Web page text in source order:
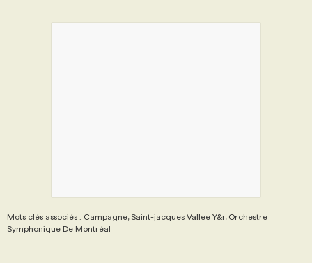
Mots clés associés : Campagne, Saint-jacques Vallee Y&r, Orchestre
Symphonique De Montréal